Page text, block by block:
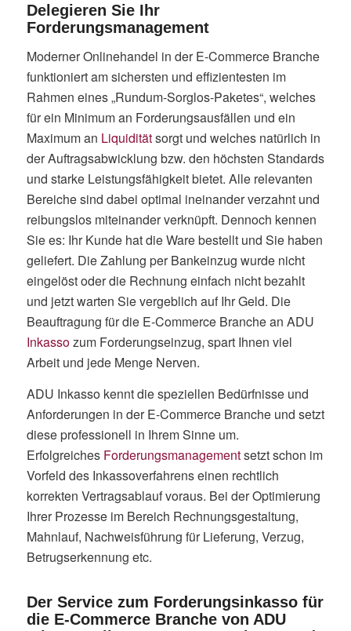
Delegieren Sie Ihr
Forderungsmanagement
Moderner Onlinehandel in der E-Commerce Branche
funktioniert am sichersten und effizientesten im
Rahmen eines „Rundum-Sorglos-Paketes“, welches
für ein Minimum an Forderungsausfällen und ein
Maximum an Liquiditätsorgt und welches natürlich in
der Auftragsabwicklung bzw. den höchsten Standards
und starke Leistungsfähigkeit bietet. Alle relevanten
Bereiche sind dabei optimal ineinander verzahnt und
reibungslos miteinander verknüpft. Dennoch kennen
Sie es: Ihr Kunde hat die Ware bestellt und Sie haben
geliefert. Die Zahlung per Bankeinzug wurde nicht
eingelöst oder die Rechnung einfach nicht bezahlt
und jetzt warten Sie vergeblich auf Ihr Geld. Die
Beauftragung für die E-Commerce Branche an ADU
Inkassozum Forderungseinzug, spart Ihnen viel
Arbeit und jede Menge Nerven.
ADU Inkasso kennt die speziellen Bedürfnisse und
Anforderungen in der E-Commerce Branche und setzt
diese professionell in Ihrem Sinne um.
Erfolgreiches Forderungsmanagementsetzt schon im
Vorfeld des Inkassoverfahrens einen rechtlich
korrekten Vertragsablauf voraus. Bei der Optimierung
Ihrer Prozesse im Bereich Rechnungsgestaltung,
Mahnlauf, Nachweisführung für Lieferung, Verzug,
Betrugserkennung etc.
Der Service zum Forderungsinkasso für
die E-Commerce Branche von ADU